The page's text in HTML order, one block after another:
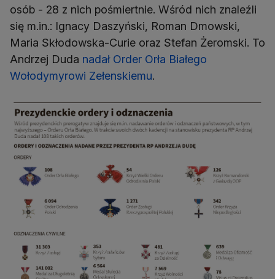
osób - 28 z nich pośmiertnie. Wśród nich znaleźli
się m.in.: Ignacy Daszyński, Roman Dmowski,
Maria Skłodowska-Curie oraz Stefan Żeromski. To
Andrzej Duda nadał Order Orła Białego
Wołodymyrowi Zełenskiemu.